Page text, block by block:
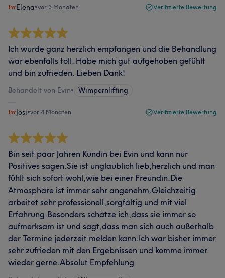
Elena•vor 3 Monaten Verifizierte Bewertung
Ich wurde ganz herzlich empfangen und die Behandlung
war ebenfalls toll. Habe mich gut aufgehoben gefühlt
und bin zufrieden. Lieben Dank!
Behandelt von Evin• Wimpernlifting
Josi•vor 4 Monaten Verifizierte Bewertung
Bin seit paar Jahren Kundin bei Evin und kann nur
Positives sagen.Sie ist unglaublich lieb,herzlich und man
fühlt sich sofort wohl,wie bei einer Freundin.Die
Atmosphäre ist immer sehr angenehm.Gleichzeitig
arbeitet sehr professionell,sorgfältig und mit viel
Erfahrung.Besonders schätze ich,dass sie immer so
aufmerksam ist und sagt,dass man sich auch außerhalb
der Termine jederzeit melden kann.Ich war bisher immer
sehr zufrieden mit den Ergebnissen und komme immer
wieder gerne.Absolut Empfehlung